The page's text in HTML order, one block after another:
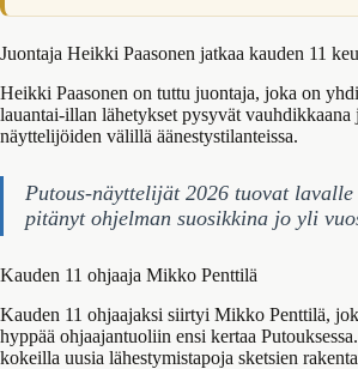
Juontaja Heikki Paasonen jatkaa kauden 11
Heikki Paasonen on tuttu juontaja, joka on
lauantai-illan lähetykset pysyvät
näyttelijöiden välillä äänestystilanteissa.
Putous-näyttelijät 2026 tuovat
pitänyt ohjelman suosikkina jo yli
Kauden 11 ohjaaja Mikko Penttilä
Kauden 11 ohjaajaksi siirtyi Mikko Penttilä,
hyppää ohjaajantuoliin ensi kertaa
kokeilla uusia lähestymistapoja sketsien